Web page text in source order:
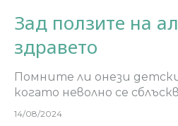
Зад ползите на
здравето
Помните ли онези
когато неволно се
веднага търсехме листа
14/08/2024